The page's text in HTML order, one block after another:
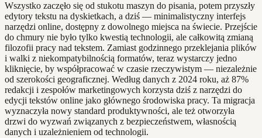
Wszystko zaczęło się od stukotu maszyn do pisania, potem przyszły
edytory tekstu na dyskietkach, a dziś — minimalistyczny interfejs
narzędzi online, dostępny z dowolnego miejsca na świecie. Przejście
do chmury nie było tylko kwestią technologii, ale całkowitą zmianą
filozofii pracy nad tekstem. Zamiast godzinnego przeklejania plików
i walki z niekompatybilnością formatów, teraz wystarczy jedno
kliknięcie, by współpracować w czasie rzeczywistym — niezależnie
od szerokości geograficznej. Według danych z 2024 roku, aż 87%
redakcji i zespołów marketingowych korzysta dziś z narzędzi do
edycji tekstów online jako głównego środowiska pracy. Ta migracja
wyznaczyła nowy standard produktywności, ale też otworzyła
drzwi do wyzwań związanych z bezpieczeństwem, własnością
danych i uzależnieniem od technologii.